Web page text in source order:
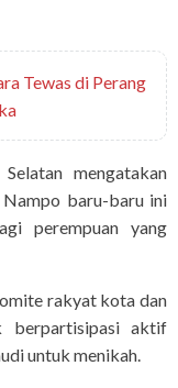
Tewas di Perang
mengatakan
baru-baru ini
perempuan yang
rakyat kota dan
berpartisipasi aktif
untuk menikah.